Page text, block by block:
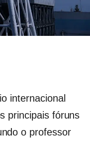
internacional
principais fóruns
o professor